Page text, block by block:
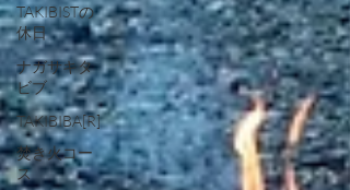
TAKIBISTの
休日
ナガサキタ
ビブ
TAKIBIBA[R]
焚き火コー
ス